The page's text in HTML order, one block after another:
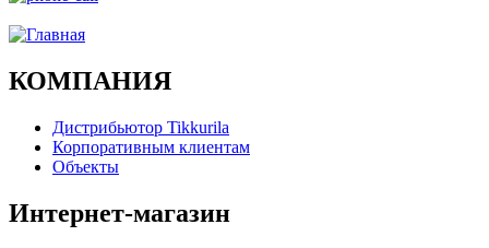
КОМПАНИЯ
Дистрибьютор Tikkurila
Корпоративным клиентам
Объекты
Интернет-магазин